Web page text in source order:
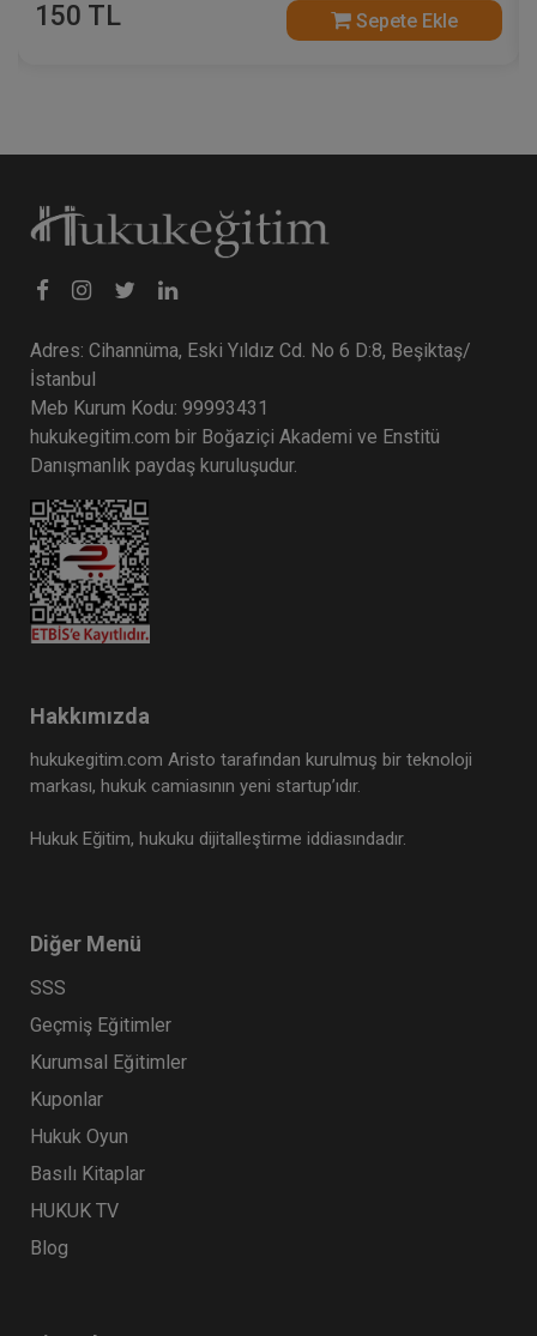
150 TL Sepete Ekle
Adres: Cihannüma, Eski Yıldız Cd. No 6 D:8, Beşiktaş/
İstanbul
Meb Kurum Kodu: 99993431
hukukegitim.com bir Boğaziçi Akademi ve Enstitü
Danışmanlık paydaş kuruluşudur.
Hakkımızda
hukukegitim.com Aristo tarafından kurulmuş bir teknoloji
markası, hukuk camiasının yeni startup’ıdır.
Hukuk Eğitim, hukuku dijitalleştirme iddiasındadır.
Diğer Menü
SSS
Geçmiş Eğitimler
Kurumsal Eğitimler
Kuponlar
Hukuk Oyun
Basılı Kitaplar
HUKUK TV
Blog